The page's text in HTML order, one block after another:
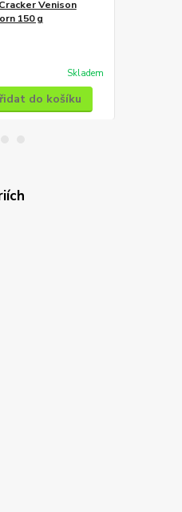
Venison
150 g
Skladem
do košíku